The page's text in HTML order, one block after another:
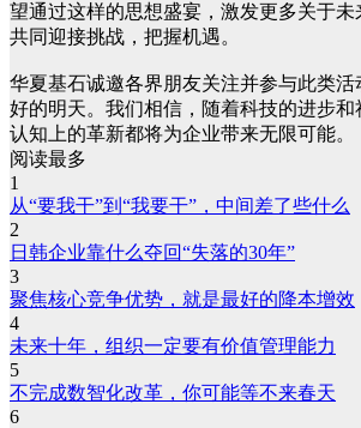
望通过这样的思想盛宴，激发更多关于未
共同迎接挑战，把握机遇。
华夏基石诚邀各界朋友关注并参与此类
好的明天。我们相信，随着科技的进步
认知上的革新都将为企业带来无限可能。
阅读最多
1
从“要我干”到“我要干”，中间差了些什么
2
日韩企业靠什么夺回“失落的30年”
3
聚焦核心竞争优势，就是最好的降本增效
4
未来十年，组织一定要有价值管理能力
5
不完成数智化改革，你可能等不来春天
6